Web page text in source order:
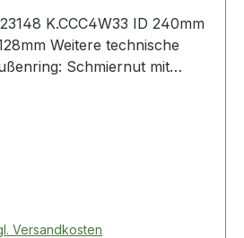
K.CCC4W33 ID 240mm
Weitere technische
Schmiernut mit
Versandkosten